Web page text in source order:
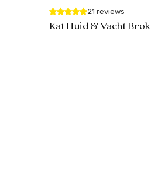
21 reviews
Kat Huid & Vacht Brok